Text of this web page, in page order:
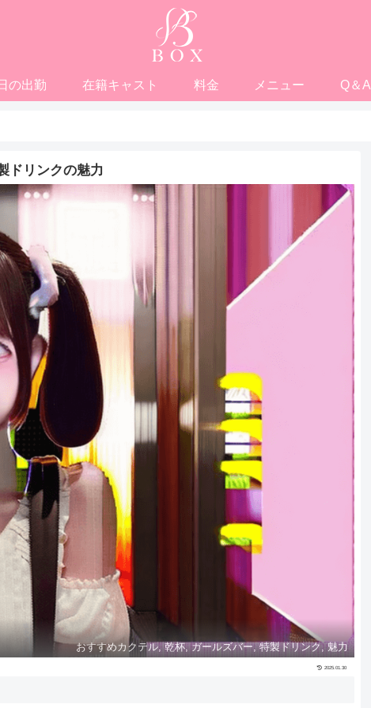
の出勤 在籍キャスト 料金 メニュー Q＆A
ドリンクの魅力
おすすめカクテル, 乾杯, ガールズバー, 特製ドリンク, 魅力
2025.01.30